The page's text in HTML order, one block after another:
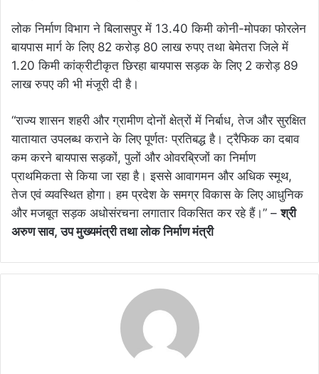
लोक निर्माण विभाग ने बिलासपुर में 13.40 किमी कोनी-मोपका फोरलेन
बायपास मार्ग के लिए 82 करोड़ 80 लाख रुपए तथा बेमेतरा जिले में
1.20 किमी कांक्रीटीकृत छिरहा बायपास सड़क के लिए 2 करोड़ 89
लाख रुपए की भी मंजूरी दी है।
“राज्य शासन शहरी और ग्रामीण दोनों क्षेत्रों में निर्बाध, तेज और सुरक्षित
यातायात उपलब्ध कराने के लिए पूर्णतः प्रतिबद्ध है। ट्रैफिक का दबाव
कम करने बायपास सड़कों, पुलों और ओवरब्रिजों का निर्माण
प्राथमिकता से किया जा रहा है। इससे आवागमन और अधिक स्मूथ,
तेज एवं व्यवस्थित होगा। हम प्रदेश के समग्र विकास के लिए आधुनिक
और मजबूत सड़क अधोसंरचना लगातार विकसित कर रहे हैं।” –श्री
अरुण साव, उप मुख्यमंत्री तथा लोक निर्माण मंत्री